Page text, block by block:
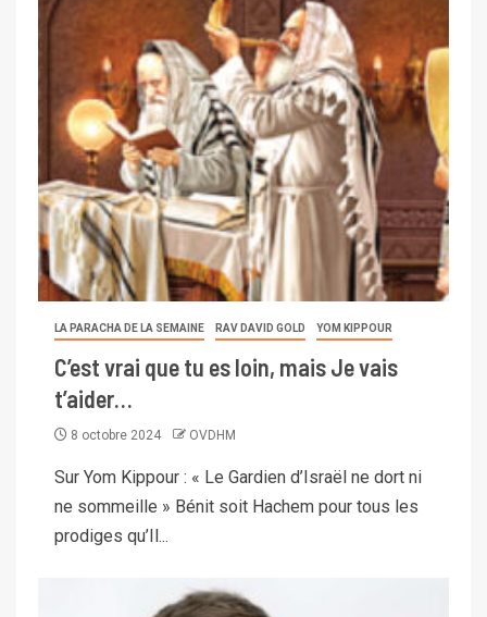
LA PARACHA DE LA SEMAINE RAV DAVID GOLD YOM KIPPOUR
C’est vrai que tu es loin, mais Je vais
t’aider…
8 octobre 2024 OVDHM
Sur Yom Kippour : « Le Gardien d’Israël ne dort ni
ne sommeille » Bénit soit Hachem pour tous les
prodiges qu’Il...